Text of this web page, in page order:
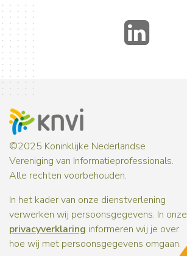
©2025 Koninklijke Nederlandse
Vereniging van Informatieprofessionals.
Alle rechten voorbehouden.
In het kader van onze dienstverlening
verwerken wij persoonsgegevens. In onze
privacyverklaring informeren wij je over
hoe wij met persoonsgegevens omgaan.